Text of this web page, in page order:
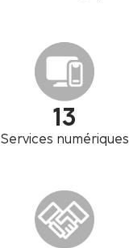
13
Services numériques